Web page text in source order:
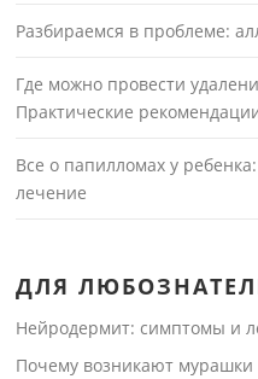
Разбираемся в проблеме:
Где можно провести
Практические
Все о папилломах у
лечение
ДЛЯ
Нейродермит: симптомы и
Почему возникают мурашки